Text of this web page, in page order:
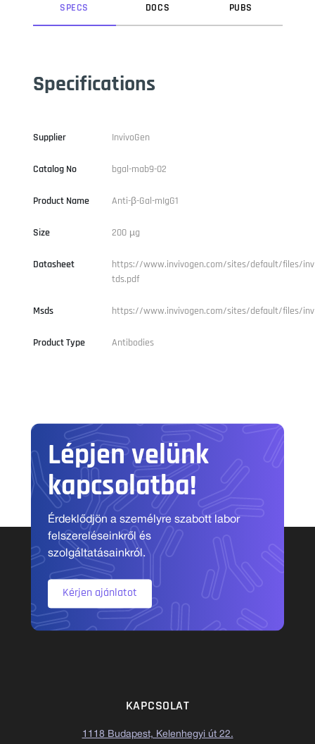
SPECS DOCS PUBS
Specifications
Supplier InvivoGen
Catalog No bgal-mab9-02
Product Name Anti-β-Gal-mIgG1
Size 200 µg
Datasheet
https://www.invivogen.com/sites/default/files/
tds.pdf
Msds https://www.invivogen.com/sites/default/files/
Product Type Antibodies
Lépjen velünk
kapcsolatba!
Érdeklődjön a személyre szabott labor
felszereléseinkről és
szolgáltatásainkról.
Kérjen ajánlatot
KAPCSOLAT
1118 Budapest, Kelenhegyi út 22.